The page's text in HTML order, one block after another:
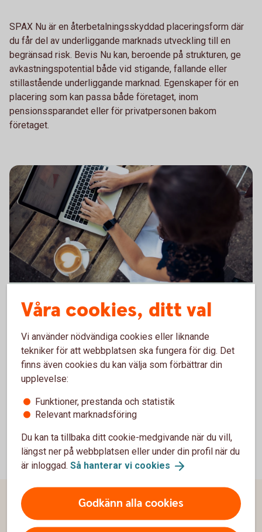
SPAX Nu är en återbetalningsskyddad placeringsform där
du får del av underliggande marknads utveckling till en
begränsad risk. Bevis Nu kan, beroende på strukturen, ge
avkastningspotential både vid stigande, fallande eller
stillastående underliggande marknad. Egenskaper för en
placering som kan passa både företaget, inom
pensionssparandet eller för privatpersonen bakom
företaget.
Blogg Strukturerade
Bloggen för den försiktige investeraren som inte vill
ge avkall på möjligheten.
Blogg Strukturerade produkter
Våra cookies, ditt val
Vi använder nödvändiga cookies eller liknande
tekniker för att webbplatsen ska fungera för dig. Det
finns även cookies du kan välja som förbättrar din
upplevelse:
Funktioner, prestanda och statistik
Relevant marknadsföring
Du kan ta tillbaka ditt cookie-medgivande när du vill,
längst ner på webbplatsen eller under din profil när du
är inloggad. Så hanterar vi cookies
Godkänn alla cookies
Sidfot
Hitta snabbt